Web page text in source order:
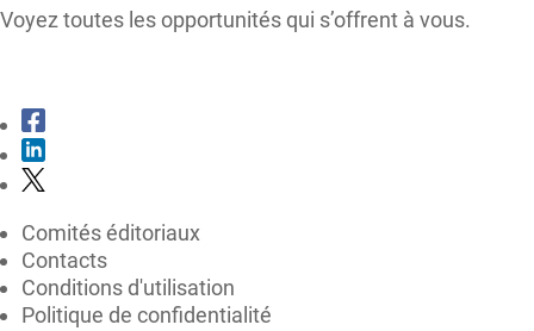
Voyez toutes les opportunités qui s’offrent à vous.
Comités éditoriaux
Contacts
Conditions d'utilisation
Politique de confidentialité